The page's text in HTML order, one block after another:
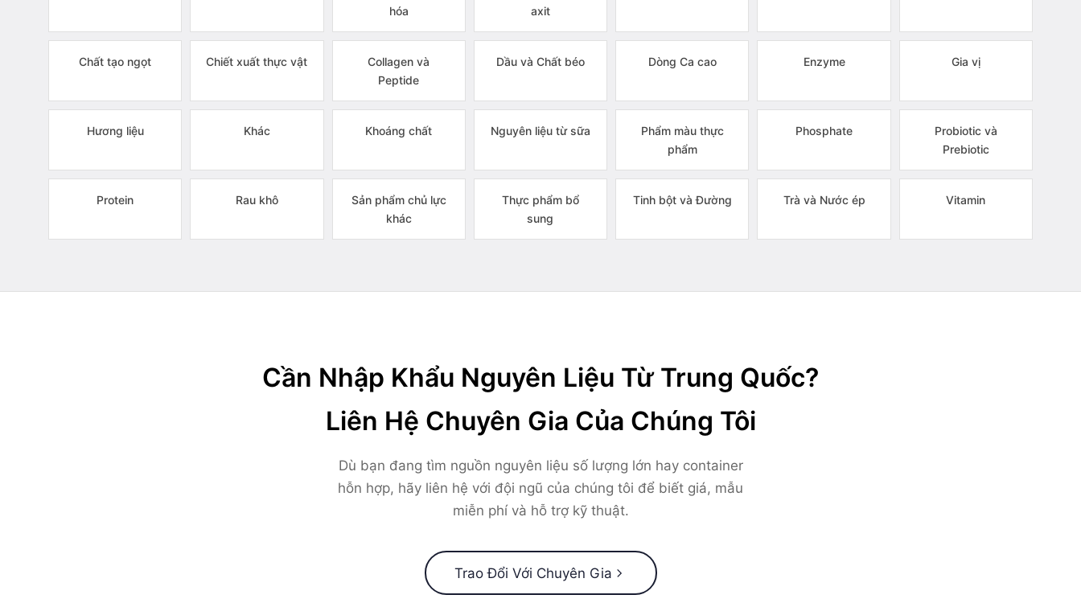
hóa
axit
Chất tạo ngọt Chiết xuất thực vật
Collagen và
Peptide
Dầu và Chất béo Dòng Ca cao Enzyme Gia vị
Hương liệu Khác Khoáng chất Nguyên liệu từ sữa
Phẩm màu thực
phẩm
Phosphate
Probiotic và
Prebiotic
Protein Rau khô
Sản phẩm chủ lực
khác
Thực phẩm bổ
sung
Tinh bột và Đường Trà và Nước ép Vitamin
Cần Nhập Khẩu Nguyên Liệu Từ Trung Quốc?
Liên Hệ Chuyên Gia Của Chúng Tôi
Dù bạn đang tìm nguồn nguyên liệu số lượng lớn hay container
hỗn hợp, hãy liên hệ với đội ngũ của chúng tôi để biết giá, mẫu
miễn phí và hỗ trợ kỹ thuật.
Trao Đổi Với Chuyên Gia